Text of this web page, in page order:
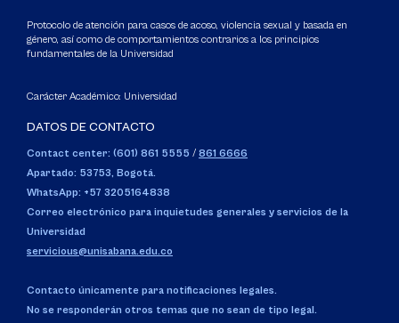
Protocolo de atención para casos de acoso, violencia sexual y basada en
género, así como de comportamientos contrarios a los principios
fundamentales de la Universidad
Carácter Académico: Universidad
DATOS DE CONTACTO
Contact center: (601) 861 5555 / 861 6666
Apartado: 53753, Bogotá.
WhatsApp: +57 3205164838
Correo electrónico para inquietudes generales y servicios de la
Universidad
servicious@unisabana.edu.co
Contacto únicamente para notificaciones legales.
No se responderán otros temas que no sean de tipo legal.